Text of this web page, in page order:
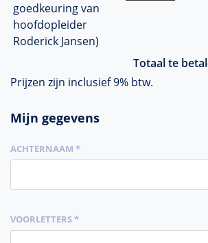
goedkeuring van
hoofdopleider
Roderick Jansen)
Totaal te
Prijzen zijn inclusief 9% btw.
Mijn gegevens
ACHTERNAAM *
VOORLETTERS *